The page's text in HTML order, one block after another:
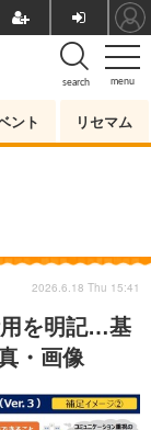
menu
search
ント リセマム
用を明記…基
・画像
2026.6.18 Thu 15:41